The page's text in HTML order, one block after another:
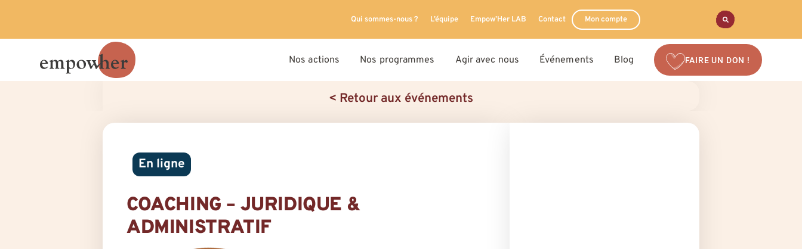
Qui sommes-nous ? L’équipe Empow’Her LAB Contact Mon compte
Nos actions Nos programmes Agir avec nous Événements Blog FAIRE UN DON !
< Retour aux événements
En ligne
COACHING – JURIDIQUE &
ADMINISTRATIF